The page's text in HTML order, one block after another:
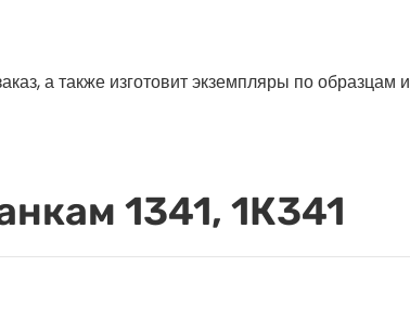
а также изготовит экземпляры по образцам и
1341, 1К341